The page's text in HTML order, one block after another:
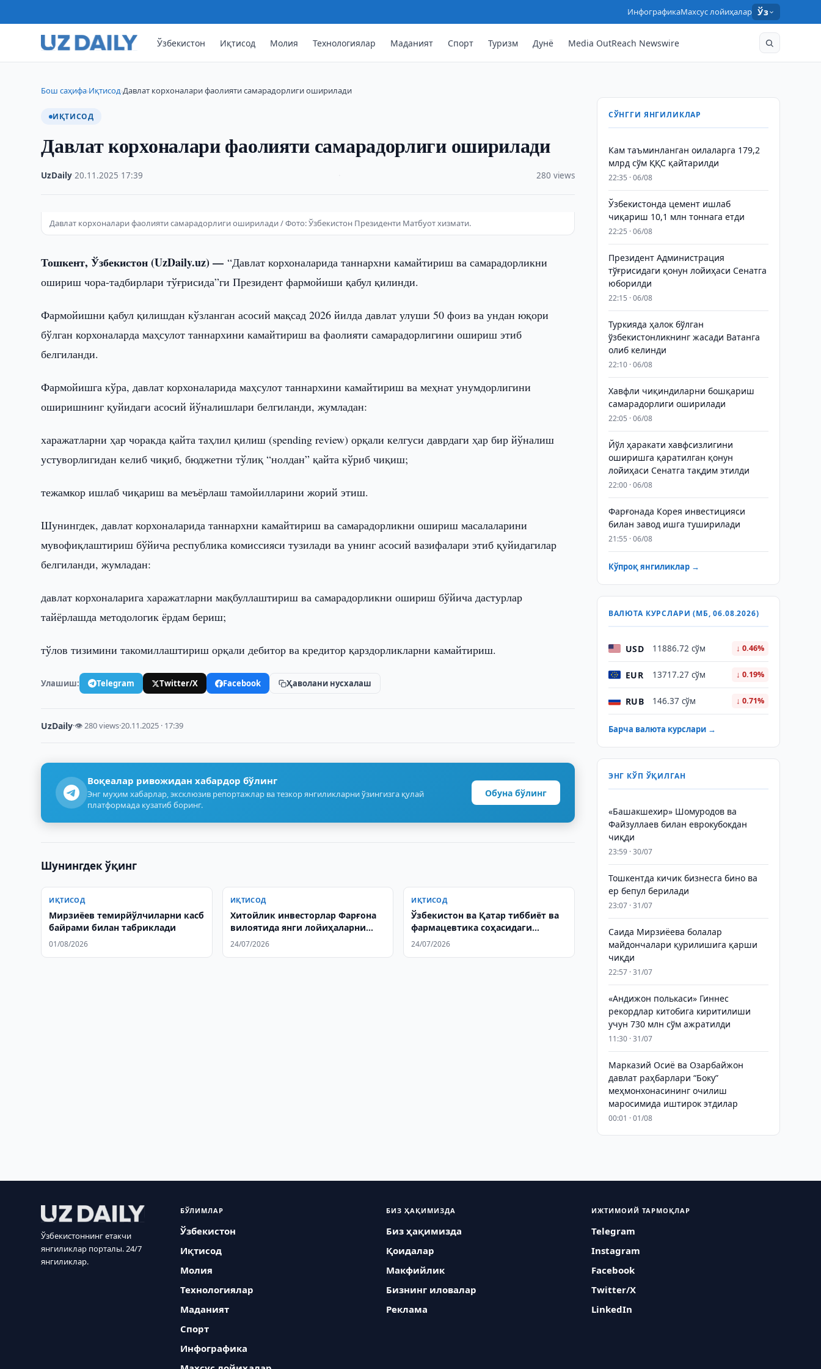
ИнфографикаМахсус лойиҳалар Ўз
Ўзбекистон Иқтисод Молия Технологиялар Маданият Спорт Туризм Дунё Media OutReach Newswire
Бош саҳифа›Иқтисод›Давлат корхоналари фаолияти самарадорлиги оширилади
ИҚТИСОД
Давлат корхоналари фаолияти самарадорлиги оширилади
UzDaily ·20.11.2025 17:39 280 views
Давлат корхоналари фаолияти самарадорлиги оширилади / Фото: Ўзбекистон Президенти Матбуот хизмати.
Тошкент, Ўзбекистон (UzDaily.uz) —“Давлат корхоналарида таннархни камайтириш ва самарадорликни
ошириш чора-тадбирлари тўғрисида”ги Президент фармойиши қабул қилинди.
Фармойишни қабул қилишдан кўзланган асосий мақсад 2026 йилда давлат улуши 50 фоиз ва ундан юқори
бўлган корхоналарда маҳсулот таннархини камайтириш ва фаолияти самарадорлигини ошириш этиб
белгиланди.
Фармойишга кўра, давлат корхоналарида маҳсулот таннархини камайтириш ва меҳнат унумдорлигини
оширишнинг қуйидаги асосий йўналишлари белгиланди, жумладан:
харажатларни ҳар чоракда қайта таҳлил қилиш (spending review) орқали келгуси даврдаги ҳар бир йўналиш
устуворлигидан келиб чиқиб, бюджетни тўлиқ “нолдан” қайта кўриб чиқиш;
тежамкор ишлаб чиқариш ва меъёрлаш тамойилларини жорий этиш.
Шунингдек, давлат корхоналарида таннархни камайтириш ва самарадорликни ошириш масалаларини
мувофиқлаштириш бўйича республика комиссияси тузилади ва унинг асосий вазифалари этиб қуйидагилар
белгиланди, жумладан:
давлат корхоналарига харажатларни мақбуллаштириш ва самарадорликни ошириш бўйича дастурлар
тайёрлашда методологик ёрдам бериш;
тўлов тизимини такомиллаштириш орқали дебитор ва кредитор қарздорликларни камайтириш.
Улашиш: Telegram Twitter/X Facebook Ҳаволани нусхалаш
UzDaily·👁 280 views·20.11.2025 · 17:39
Воқеалар ривожидан хабардор бўлинг
Энг муҳим хабарлар, эксклюзив репортажлар ва тезкор янгиликларни ўзингизга қулай
платформада кузатиб боринг.
Обуна бўлинг
Шунингдек ўқинг
ИҚТИСОД
Мирзиёев темирйўлчиларни касб
байрами билан табриклади
01/08/2026
ИҚТИСОД
Хитойлик инвесторлар Фарғона
вилоятида янги лойиҳаларни
ўрганмоқдалар
24/07/2026
ИҚТИСОД
Ўзбекистон ва Қатар тиббиёт ва
фармацевтика соҳасидаги
ҳамкорликни муҳокама
24/07/2026
СЎНГГИ ЯНГИЛИКЛАР
Кам таъминланган оилаларга 179,2
млрд сўм ҚҚС қайтарилди
22:35 · 06/08
Ўзбекистонда цемент ишлаб
чиқариш 10,1 млн тоннага етди
22:25 · 06/08
Президент Администрация
тўғрисидаги қонун лойиҳаси Сенатга
юборилди
22:15 · 06/08
Туркияда ҳалок бўлган
ўзбекистонликнинг жасади Ватанга
олиб келинди
22:10 · 06/08
Хавфли чиқиндиларни бошқариш
самарадорлиги оширилади
22:05 · 06/08
Йўл ҳаракати хавфсизлигини
оширишга қаратилган қонун
лойиҳаси Сенатга тақдим этилди
22:00 · 06/08
Фарғонада Корея инвестицияси
билан завод ишга туширилади
21:55 · 06/08
Кўпроқ янгиликлар →
ВАЛЮТА КУРСЛАРИ (МБ, 06.08.2026)
USD 11886.72 сўм ↓ 0.46%
EUR 13717.27 сўм ↓ 0.19%
RUB 146.37 сўм ↓ 0.71%
Барча валюта курслари →
ЭНГ КЎП ЎҚИЛГАН
«Башакшехир» Шомуродов ва
Файзуллаев билан еврокубокдан
чиқди
23:59 · 30/07
Тошкентда кичик бизнесга бино ва
ер бепул берилади
23:07 · 31/07
Саида Мирзиёева болалар
майдончалари қурилишига қарши
чиқди
22:57 · 31/07
«Андижон полькаси» Гиннес
рекордлар китобига киритилиши
учун 730 млн сўм ажратилди
11:30 · 31/07
Марказий Осиё ва Озарбайжон
давлат раҳбарлари “Боку”
меҳмонхонасининг очилиш
маросимида иштирок этдилар
00:01 · 01/08
Ўзбекистоннинг етакчи
янгиликлар порталы. 24/7
янгиликлар.
БЎЛИМЛАР
Ўзбекистон
Иқтисод
Молия
Технологиялар
Маданият
Спорт
Инфографика
БИЗ ҲАҚИМИЗДА
Биз ҳақимизда
Қоидалар
Макфийлик
Бизнинг иловалар
Реклама
ИЖТИМОИЙ ТАРМОҚЛАР
Telegram
Instagram
Facebook
Twitter/X
LinkedIn